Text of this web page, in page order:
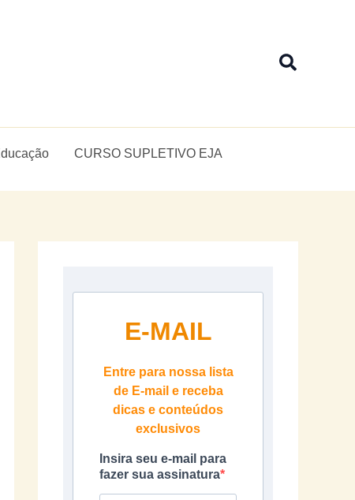
CURSO SUPLETIVO EJA
E-MAIL
Entre para nossa lista
de E-mail e receba
dicas e conteúdos
exclusivos
Insira seu e-mail para
fazer sua assinatura